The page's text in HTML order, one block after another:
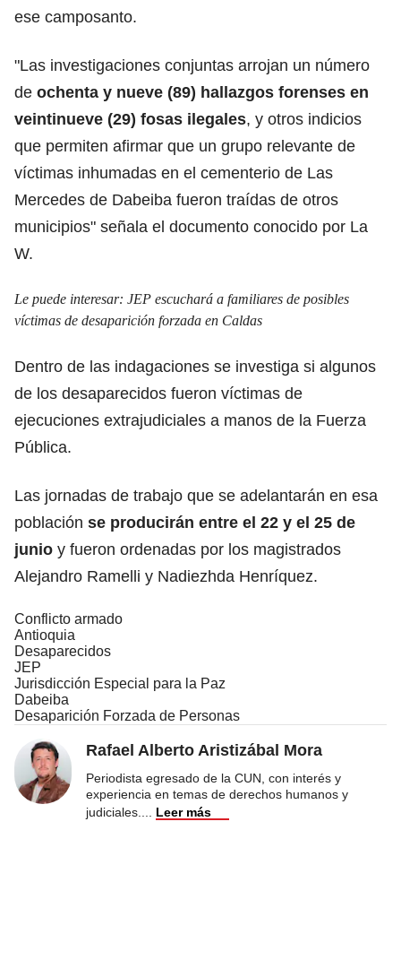
ese camposanto.
"Las investigaciones conjuntas arrojan un número
de ochenta y nueve (89) hallazgos forenses en
veintinueve (29) fosas ilegales, y otros indicios
que permiten afirmar que un grupo relevante de
víctimas inhumadas en el cementerio de Las
Mercedes de Dabeiba fueron traídas de otros
municipios" señala el documento conocido por La
W.
Le puede interesar: JEP escuchará a familiares de posibles
víctimas de desaparición forzada en Caldas
Dentro de las indagaciones se investiga si algunos
de los desaparecidos fueron víctimas de
ejecuciones extrajudiciales a manos de la Fuerza
Pública.
Las jornadas de trabajo que se adelantarán en esa
población se producirán entre el 22 y el 25 de
junio y fueron ordenadas por los magistrados
Alejandro Ramelli y Nadiezhda Henríquez.
Conflicto armado
Antioquia
Desaparecidos
JEP
Jurisdicción Especial para la Paz
Dabeiba
Desaparición Forzada de Personas
Rafael Alberto Aristizábal Mora
Periodista egresado de la CUN, con interés y
experiencia en temas de derechos humanos y
judiciales.
Leer más